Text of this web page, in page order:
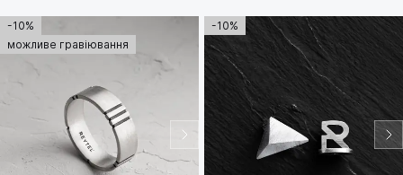
-10%
можливе гравіювання
-10%